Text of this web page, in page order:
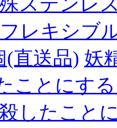
レキシブ
(直送品) 妖
ことにす
したこと